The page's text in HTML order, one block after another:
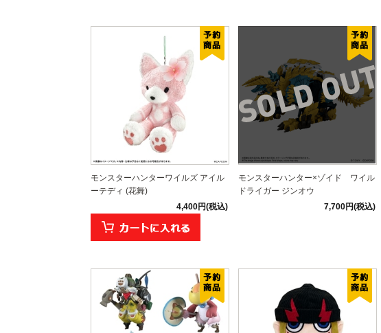
モンスターハンターワイルズ アイル
ーテディ (花舞)
4,400円(税込)
モンスターハンター×ゾイド ワイル
ドライガー ジンオウ
7,700円(税込)